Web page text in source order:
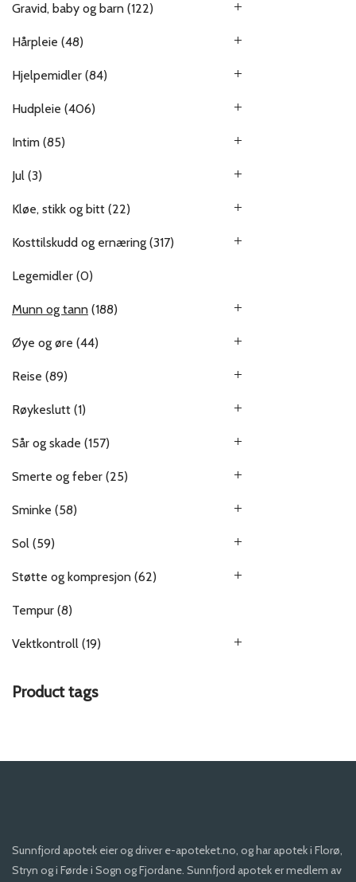
Gravid, baby og barn (122)
Hårpleie (48)
Hjelpemidler (84)
Hudpleie (406)
Intim (85)
Jul (3)
Kløe, stikk og bitt (22)
Kosttilskudd og ernæring (317)
Legemidler (0)
Munn og tann (188)
Øye og øre (44)
Reise (89)
Røykeslutt (1)
Sår og skade (157)
Smerte og feber (25)
Sminke (58)
Sol (59)
Støtte og kompresjon (62)
Tempur (8)
Vektkontroll (19)
Product tags
Sunnfjord apotek eier og driver e-apoteket.no, og har apotek i Florø,
Stryn og i Førde i Sogn og Fjordane. Sunnfjord apotek er medlem av